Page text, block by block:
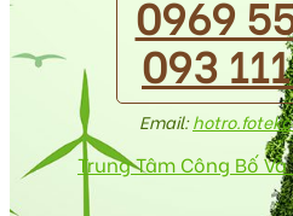
0969
093
Email:
Trung Tâm Công Bố